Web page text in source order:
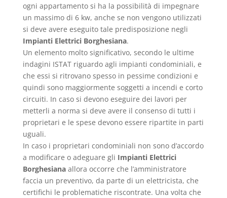
ogni appartamento si ha la possibilità di impegnare
un massimo di 6 kw, anche se non vengono utilizzati
si deve avere eseguito tale predisposizione negli
Impianti Elettrici Borghesiana.
Un elemento molto significativo, secondo le ultime
indagini ISTAT riguardo agli impianti condominiali, e
che essi si ritrovano spesso in pessime condizioni e
quindi sono maggiormente soggetti a incendi e corto
circuiti. In caso si devono eseguire dei lavori per
metterli a norma si deve avere il consenso di tutti i
proprietari e le spese devono essere ripartite in parti
uguali.
In caso i proprietari condominiali non sono d’accordo
a modificare o adeguare gli Impianti Elettrici
Borghesianaallora occorre che l’amministratore
faccia un preventivo, da parte di un elettricista, che
certifichi le problematiche riscontrate. Una volta che